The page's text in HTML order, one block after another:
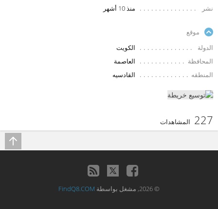
نشر
منذ 10 أشهر
موقع
الدولة
الكويت
المحافظة
العاصمة
المنطقه
القادسيه
227 المشاهدات
© 2026, مشغل بواسطة FindQ8.COM